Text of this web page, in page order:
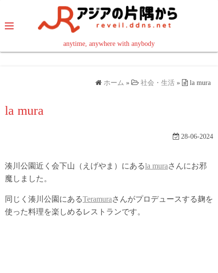
テ
ッ
anytime, anywhere with anybody
read in your language
ホーム » 社会・生活 » la mura
la mura
28-06-2024
湊川公園近く会下山（えげやま）にあるla muraさんにお邪
魔しました。
同じく湊川公園にあるTeramuraさんがプロデュースする麹を
使った料理を楽しめるレストランです。